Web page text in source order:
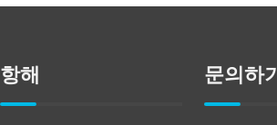
항해 문의하기